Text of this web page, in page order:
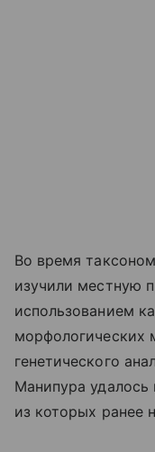
Во время
изучили местную
использованием
морфологических
генетического
Манипура удалось
из которых ранее